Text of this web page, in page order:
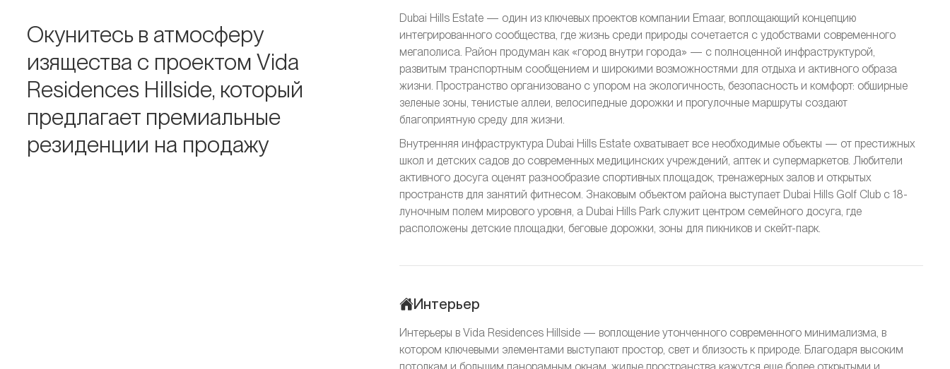
Окунитесь в атмосферу
изящества с проектом Vida
Residences Hillside, который
предлагает премиальные
резиденции на продажу
Dubai Hills Estate — один из ключевых проектов компании Emaar, воплощающий концепцию
интегрированного сообщества, где жизнь среди природы сочетается с удобствами современного
мегаполиса. Район продуман как «город внутри города» — с полноценной инфраструктурой,
развитым транспортным сообщением и широкими возможностями для отдыха и активного образа
жизни. Пространство организовано с упором на экологичность, безопасность и комфорт: обширные
зеленые зоны, тенистые аллеи, велосипедные дорожки и прогулочные маршруты создают
благоприятную среду для жизни.
Внутренняя инфраструктура Dubai Hills Estate охватывает все необходимые объекты — от престижных
школ и детских садов до современных медицинских учреждений, аптек и супермаркетов. Любители
активного досуга оценят разнообразие спортивных площадок, тренажерных залов и открытых
пространств для занятий фитнесом. Знаковым объектом района выступает Dubai Hills Golf Club с 18-
луночным полем мирового уровня, а Dubai Hills Park служит центром семейного досуга, где
расположены детские площадки, беговые дорожки, зоны для пикников и скейт-парк.
Интерьер
Интерьеры в Vida Residences Hillside — воплощение утонченного современного минимализма, в
котором ключевыми элементами выступают простор, свет и близость к природе. Благодаря высоким